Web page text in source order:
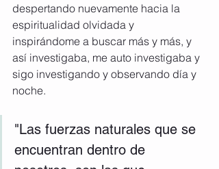
despertando nuevamente hacia la
espiritualidad olvidada y
inspirándome a buscar más y más, y
así investigaba, me auto investigaba y
sigo investigando y observando día y
noche.
"Las fuerzas naturales que se
encuentran dentro de